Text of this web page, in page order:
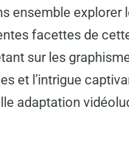
ensemble explorer
facettes de
sur les
et l’intrigue
adaptation